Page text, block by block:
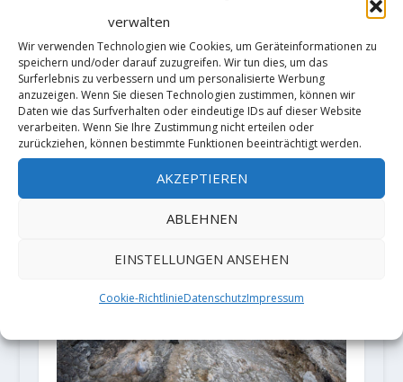
verwalten
Wir verwenden Technologien wie Cookies, um Geräteinformationen zu
speichern und/oder darauf zuzugreifen. Wir tun dies, um das
Surferlebnis zu verbessern und um personalisierte Werbung
anzuzeigen. Wenn Sie diesen Technologien zustimmen, können wir
Daten wie das Surfverhalten oder eindeutige IDs auf dieser Website
verarbeiten. Wenn Sie Ihre Zustimmung nicht erteilen oder
zurückziehen, können bestimmte Funktionen beeinträchtigt werden.
AKZEPTIEREN
ABLEHNEN
EINSTELLUNGEN ANSEHEN
Cookie-RichtlinieDatenschutzImpressum
Adam Ondra scheitert (noch) an
"Perfecto Mundo (9b+)